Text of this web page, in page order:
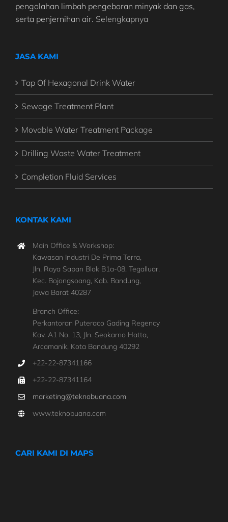
pengolahan limbah pengeboran minyak dan gas,
serta penjernihan air. Selengkapnya
JASA KAMI
Tap Of Hexagonal Drink Water
Sewage Treatment Plant
Movable Water Treatment Package
Drilling Waste Water Treatment
Completion Fluid Services
KONTAK KAMI
Main Office & Workshop:
Kawasan Industri De Prima Terra,
Jln. Raya Sapan Blok B1a-08, Tegalluar,
Kec. Bojongsoang, Kab. Bandung,
Jawa Barat 40287
Branch Office:
Perkantoran Puteraco Gading Regency
Kav. A1 No. 13, Jln. Seokarno Hatta,
Arcamanik, Kota Bandung 40292
+22-22-87341166
+22-22-87341164
marketing@teknobuana.com
www.teknobuana.com
CARI KAMI DI MAPS